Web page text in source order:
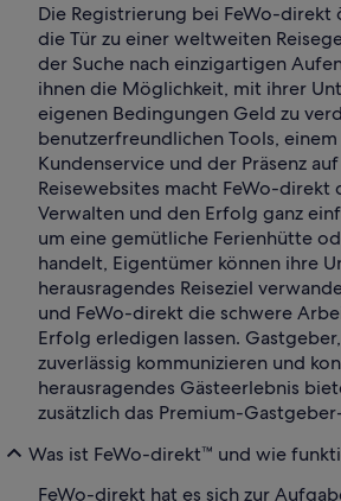
Die Registrierung bei FeWo-
die Tür zu einer weltweiten
der Suche nach einzigartigen
ihnen die Möglichkeit, mit ihrer
eigenen Bedingungen Geld zu
benutzerfreundlichen Tools,
Kundenservice und der Präsenz
Reisewebsites macht FeWo-direkt
Verwalten und den Erfolg ganz
um eine gemütliche Ferienhütte
handelt, Eigentümer können ihre
herausragendes Reiseziel
und FeWo-direkt die schwere
Erfolg erledigen lassen.
zuverlässig kommunizieren und
herausragendes Gästeerlebnis
zusätzlich das Premium-
Was ist FeWo-direkt™ und wie
FeWo-direkt hat es sich zur